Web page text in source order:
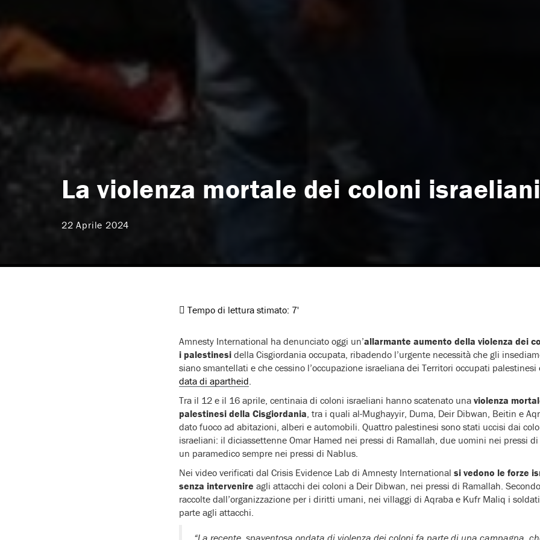
La violenza mortale dei coloni
22 Aprile 2024
Tempo di lettura stimato: 7'
Amnesty International ha denunciato oggi un’allarmante aumento della violenza dei
i palestinesi della Cisgiordania occupata, ribadendo l’urgente necessità che gli
siano smantellati e che cessino l’occupazione israeliana dei Territori occupati
data di apartheid.
Tra il 12 e il 16 aprile, centinaia di coloni israeliani hanno scatenato una violenza
palestinesi della Cisgiordania, tra i quali al-Mughayyir, Duma, Deir Dibwan, Beitin e
dato fuoco ad abitazioni, alberi e automobili. Quattro palestinesi sono stati uccisi dai
israeliani: il diciassettenne Omar Hamed nei pressi di Ramallah, due uomini nei pressi
un paramedico sempre nei pressi di Nablus.
Nei video verificati dal Crisis Evidence Lab di Amnesty International si vedono le forze
senza intervenire agli attacchi dei coloni a Deir Dibwan, nei pressi di Ramallah.
raccolte dall’organizzazione per i diritti umani, nei villaggi di Aqraba e Kufr Maliq i
parte agli attacchi.
“La recente, spaventosa ondata di violenza dei coloni fa parte di una campagna,